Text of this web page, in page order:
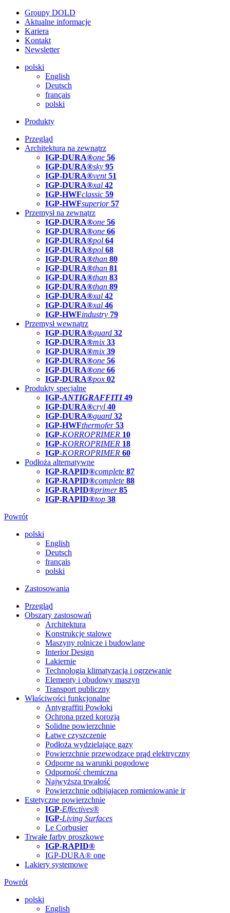
Groupy DOLD
Aktualne informacje
Kariera
Kontakt
Newsletter
polski
English
Deutsch
français
polski
Produkty
Przegląd
Architektura na zewnątrz
IGP-DURA®one 56
IGP-DURA®sky 95
IGP-DURA®vent 51
IGP-DURA®xal 42
IGP-HWFclassic 59
IGP-HWFsuperior 57
Przemysł na zewnątrz
IGP-DURA®one 56
IGP-DURA®one 66
IGP-DURA®pol 64
IGP-DURA®pol 68
IGP-DURA®than 80
IGP-DURA®than 81
IGP-DURA®than 83
IGP-DURA®than 89
IGP-DURA®xal 42
IGP-DURA®xal 46
IGP-HWFindustry 79
Przemysł wewnątrz
IGP-DURA®guard 32
IGP-DURA®mix 33
IGP-DURA®mix 39
IGP-DURA®one 56
IGP-DURA®one 66
IGP-DURA®pox 02
Produkty specjalne
IGP-ANTIGRAFFITI49
IGP-DURA®cryl 40
IGP-DURA®guard 32
IGP-HWFthermofer 53
IGP-KORROPRIMER 10
IGP-KORROPRIMER 18
IGP-KORROPRIMER 60
Podłoża alternatywne
IGP-RAPID®complete 87
IGP-RAPID®complete 88
IGP-RAPID®primer 85
IGP-RAPID®top 38
Powrót
polski
English
Deutsch
français
polski
Zastosowania
Przegląd
Obszary zastosowań
Architektura
Konstrukcje stalowe
Maszyny rolnicze i budowlane
Interior Design
Lakiernie
Technologia klimatyzacja i ogrzewanie
Elementy i obudowy maszyn
Transport publiczny
Właściwości funkcjonalne
Antygraffiti Powłoki
Ochrona przed korozją
Solidne powierzchnie
Łatwe czyszczenie
Podłoża wydzielające gazy
Powierzchnie przewodzące prąd elektryczny
Odporne na warunki pogodowe
Odporność chemiczna
Najwyższa trwałość
Powierzchnie odbijajacep romieniowanie ir
Estetyczne powierzchnie
IGP-Effectives®
IGP-Living Surfaces
Le Corbusier
Trwałe farby proszkowe
IGP-RAPID®
IGP-DURA® one
Lakiery systemowe
Powrót
polski
English